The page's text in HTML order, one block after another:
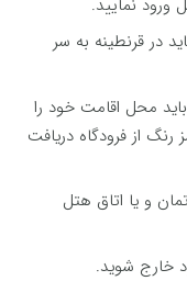
۱۰ روز اول را باید در قرنطینه به سر
محل اقامت خود را
از فرودگاه دریافت
و یا اتاق هتل